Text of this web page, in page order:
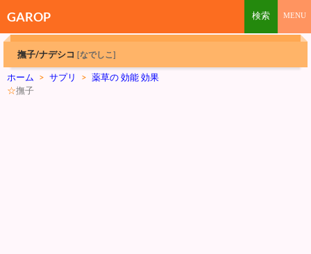
GAROP
撫子/ナデシコ [なでしこ]
ホーム > サプリ > 薬草の 効能 効果
☆撫子